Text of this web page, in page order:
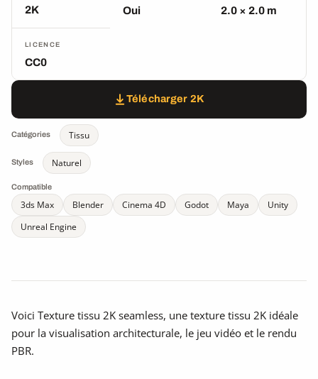
2K Oui 2.0 × 2.0 m
LICENCE
CC0
Télécharger 2K
Catégories Tissu
Styles Naturel
Compatible
3ds Max Blender Cinema 4D Godot Maya
Unity
Unreal Engine
Voici Texture tissu 2K seamless, une texture tissu 2K idéale
pour la visualisation architecturale, le jeu vidéo et le rendu
PBR.